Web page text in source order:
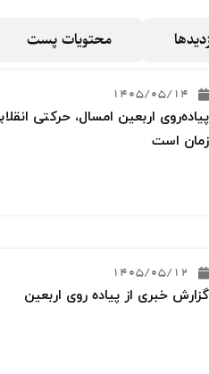
محتویات پست
1405/05/14
پیاده‌روی اربعین امسال، حرکتی
زمان است
1405/05/12
گزارش خبری از پیاده روی اربعین